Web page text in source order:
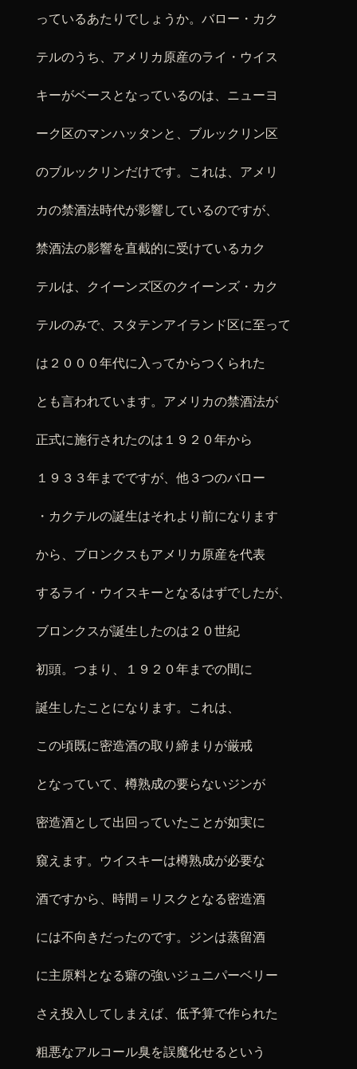
っているあたりでしょうか。バロー・カク
テルのうち、アメリカ原産のライ・ウイス
キーがベースとなっているのは、ニューヨ
ーク区のマンハッタンと、ブルックリン区
のブルックリンだけです。これは、アメリ
カの禁酒法時代が影響しているのですが、
禁酒法の影響を直截的に受けているカク
テルは、クイーンズ区のクイーンズ・カク
テルのみで、スタテンアイランド区に至って
は２０００年代に入ってからつくられた
とも言われています。アメリカの禁酒法が
正式に施行されたのは１９２０年から
１９３３年までですが、他３つのバロー
・カクテルの誕生はそれより前になります
から、ブロンクスもアメリカ原産を代表
するライ・ウイスキーとなるはずでしたが、
ブロンクスが誕生したのは２０世紀
初頭。つまり、１９２０年までの間に
誕生したことになります。これは、
この頃既に密造酒の取り締まりが厳戒
となっていて、樽熟成の要らないジンが
密造酒として出回っていたことが如実に
窺えます。ウイスキーは樽熟成が必要な
酒ですから、時間＝リスクとなる密造酒
には不向きだったのです。ジンは蒸留酒
に主原料となる癖の強いジュニパーベリー
さえ投入してしまえば、低予算で作られた
粗悪なアルコール臭を誤魔化せるという